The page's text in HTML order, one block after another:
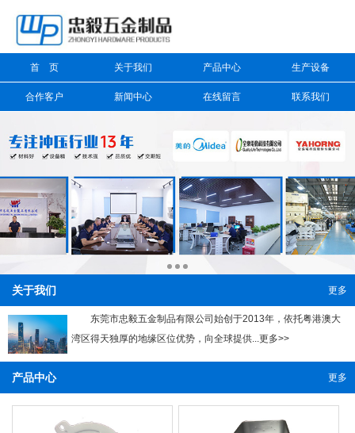
首 页 关于我们 产品中心 生产设备
合作客户 新闻中心 在线留言 联系我们
更多
关于我们
东莞市忠毅五金制品有限公司始创于2013年，依托粤港澳大
湾区得天独厚的地缘区位优势，向全球提供...更多>>
更多
产品中心
搜索